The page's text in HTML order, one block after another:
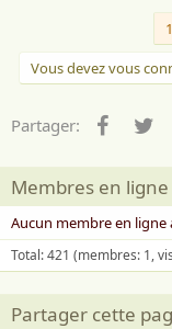
Vous devez vous
Partager:
Membres en ligne
Aucun membre en ligne
Total: 421 (membres: 1,
Partager cette